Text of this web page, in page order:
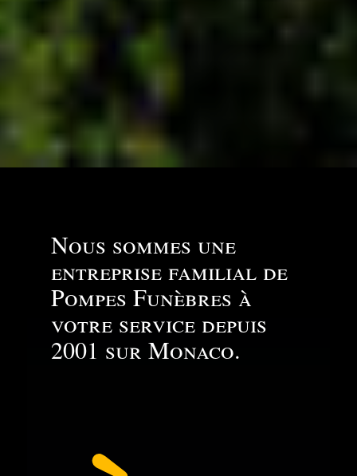
Nous sommes une
entreprise familial de
Pompes Funèbres à
votre service depuis
2001 sur Monaco.